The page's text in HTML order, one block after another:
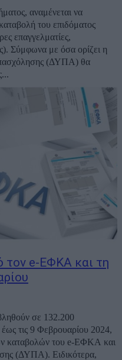
αναμένεται να
του επιδόματος
επαγγελματίες,
Σύμφωνα με όσα ορίζει η
(ΔΥΠΑ) θα
e-ΕΦΚΑ και τη
σε 132.200
τις 9 Φεβρουαρίου 2024,
καταβολών του e-ΕΦΚΑ και
(ΔΥΠΑ). Ειδικότερα,